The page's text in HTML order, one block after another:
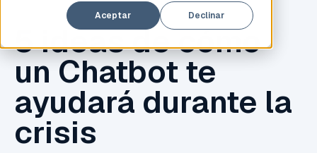
Aceptar
Declinar
5 ideas de cómo
un Chatbot te
ayudará durante la
crisis